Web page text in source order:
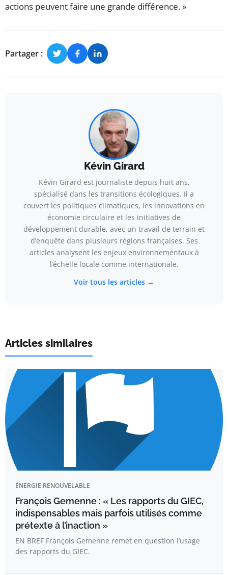
actions peuvent faire une grande différence. »
Partager :
Kévin Girard
Kévin Girard est journaliste depuis huit ans,
spécialisé dans les transitions écologiques. Il a
couvert les politiques climatiques, les innovations en
économie circulaire et les initiatives de
développement durable, avec un travail de terrain et
d’enquête dans plusieurs régions françaises. Ses
articles analysent les enjeux environnementaux à
l’échelle locale comme internationale.
Voir tous les articles →
Articles similaires
ÉNERGIE RENOUVELABLE
François Gemenne : « Les rapports du GIEC,
indispensables mais parfois utilisés comme
prétexte à l’inaction »
EN BREF François Gemenne remet en question l’usage
des rapports du GIEC.